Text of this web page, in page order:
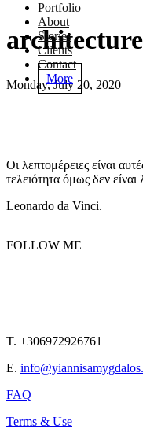
Portfolio
About
Stories
Clients
Contact
More
Monday, July 20, 2020
Οι λεπτομέρειες είναι
τελειότητα όμως δεν είναι
Leonardo da Vinci.
FOLLOW ME
T. +306972926761
E.
FAQ
Terms & Use